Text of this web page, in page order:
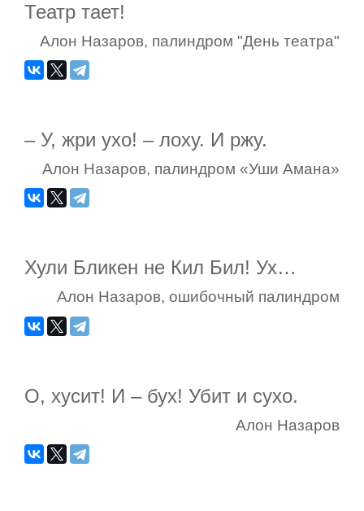
Театр тает!
Алон Назаров, палиндром "День театра"
– У, жри ухо! – лоху. И ржу.
Алон Назаров, палиндром «Уши Амана»
Хули Бликен не Кил Бил! Ух…
Алон Назаров, ошибочный палиндром
О, хусит! И – бух! Убит и сухо.
Алон Назаров